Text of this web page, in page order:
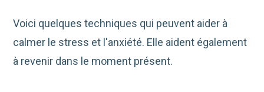
Voici quelques techniques qui peuvent aider à
calmer le stress et l'anxiété. Elle aident également
à revenir dans le moment présent.